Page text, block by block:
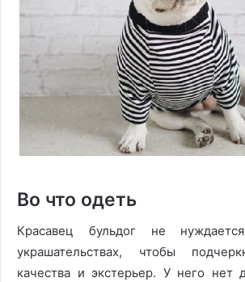
Во что одеть
Красавец бульдог не
украшательствах, чтобы
качества и экстерьер. У него нет